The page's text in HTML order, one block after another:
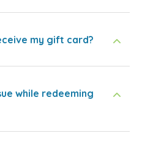
my gift card?
while redeeming